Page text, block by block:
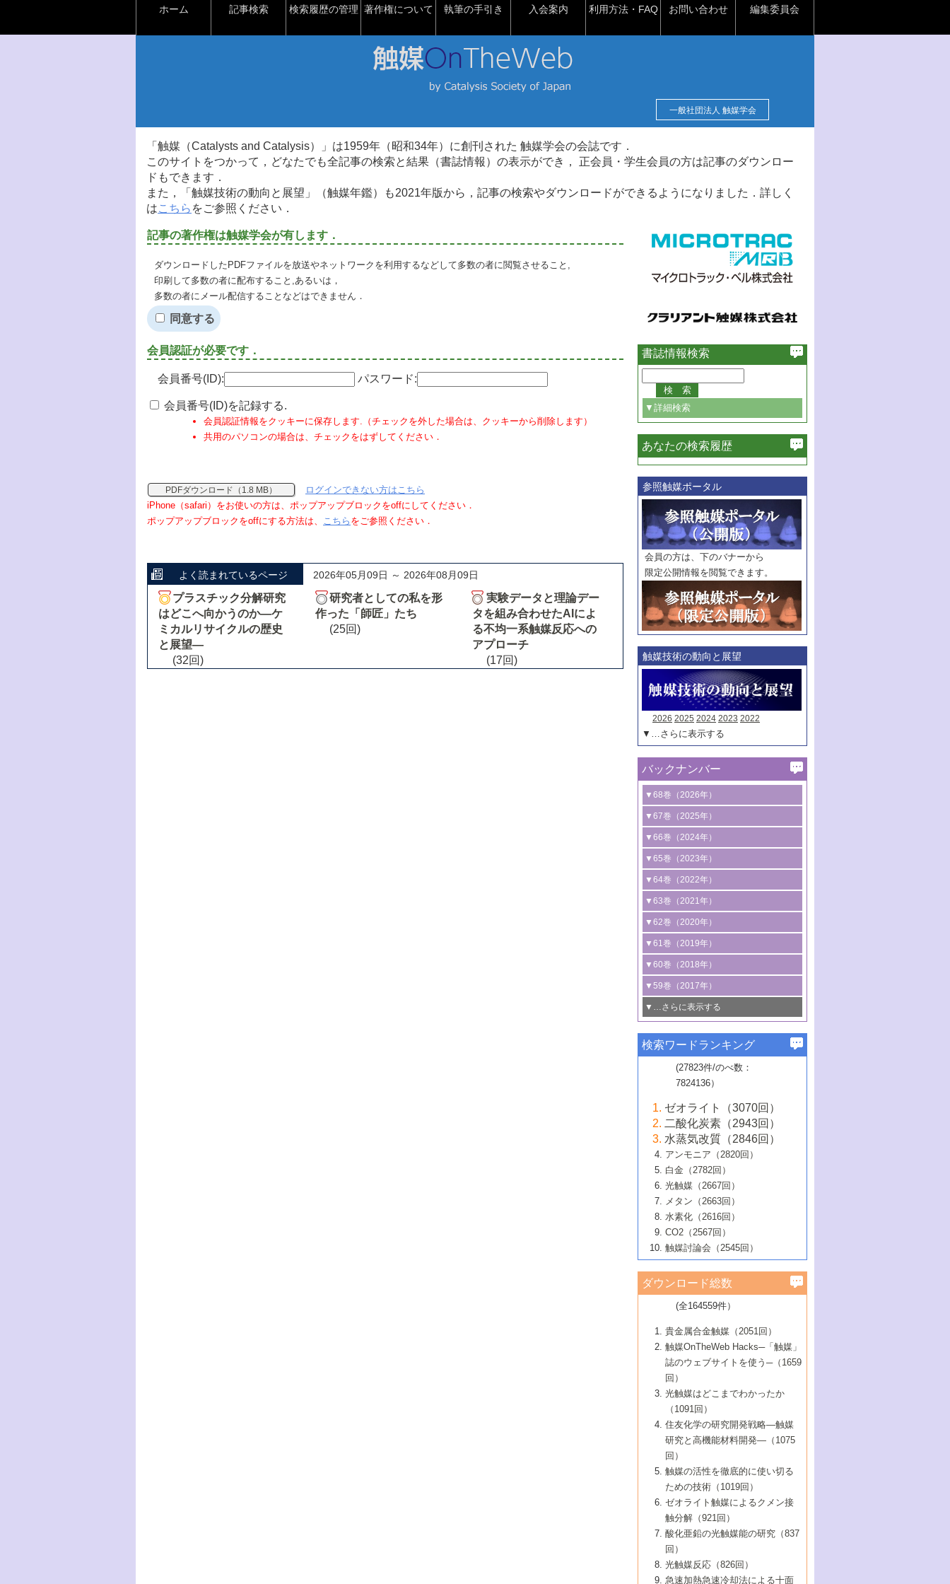
ホーム 記事検索 検索履歴の管理 著作権について 執筆の手引き 入会案内 利用方法・FAQ お問い合わせ 編集委員会
一般社団法人 触媒学会
「触媒（Catalysts and Catalysis）」は1959年（昭和34年）に創刊された 触媒学会の会誌です．
このサイトをつかって，どなたでも全記事の検索と結果（書誌情報）の表示ができ， 正会員・学生会員の方は記事のダウンロー
ドもできます．
また，「触媒技術の動向と展望」（触媒年鑑）も2021年版から，記事の検索やダウンロードができるようになりました．詳しく
はこちら をご参照ください．
記事の著作権は触媒学会が有します．
ダウンロードしたPDFファイルを放送やネットワークを利用するなどして多数の者に閲覧させること,
印刷して多数の者に配布すること,あるいは，
多数の者にメール配信することなどはできません．
同意する
会員認証が必要です．
会員番号(ID): パスワード:
会員番号(ID)を記録する.
会員認証情報をクッキーに保存します.（チェックを外した場合は、クッキーから削除します）
共用のパソコンの場合は、チェックをはずしてください．
PDFダウンロード（1.8 MB）
ログインできない方はこちら
iPhone（safari）をお使いの方は、ポップアップブロックをoffにしてください．
ポップアップブロックをoffにする方法は、 こちら をご参照ください．
よく読まれているページ 2026年05月09日 ～ 2026年08月09日
プラスチック分解研究
はどこへ向かうのか―ケ
ミカルリサイクルの歴史
と展望―
(32回)
研究者としての私を形
作った「師匠」たち
(25回)
実験データと理論デー
タを組み合わせたAIによ
る不均一系触媒反応への
アプローチ
(17回)
書誌情報検索
▼詳細検索
必ず含む
巻・号指定
巻
号
範囲指定
巻
号～
巻
号
触媒年鑑
年度
記事種別
マーク：
マークあり
あなたの検索履歴
参照触媒ポータル
会員の方は、下のバナーから
限定公開情報を閲覧できます。
触媒技術の動向と展望
2026 2025 2024 2023 2022
▼…さらに表示する
バックナンバー
▼68巻（2026年）
1号 過酸化水素合成に関する研究動向
2号 コンピューター技術により加速する
触媒開発
3号 有機分子変換やCO 資源化のための
光触媒に関する最近の研究
B号 第137回触媒討論会（2026年）
▼67巻（2025年）
1号 CO
水素化によるグリーン燃料/グリ
ーンケミカル製造
2号 水素製造のための水分解技術に関す
る最近の研究
3号 オレフィン系樹脂の精密合成に関す
る最新技術
4号 アルコール類の効率的変換を実現す
る非貴金属触媒の研究動向
5号 ゼオライトの合成と応用における研
究動向
6号 ヘテロ接合界面
B号 第135回触媒討論会（2025年）
▼66巻（2024年）
1号 低次元ナノ構造を有する触媒材料
2号 規制反応場を活用した固体触媒研究
の新展開
3号 未踏分子変換を目指した酸化触媒プ
ロセスの最前線
4号 シンクロトロン放射光および中性子
線を利用した触媒解析技術の最先端
5号 単原子触媒
6号 参照触媒委員会からのお知らせ
B号 第133回触媒討論会（2023年）
▼65巻（2023年）
1号 炭素が関わる触媒機能
2号 プラスチックケミカルリサイクルの
ための触媒技術
3号 非酸化物系金属化合物を基盤とした
触媒材料の開発
4号 格子酸素・格子酸素欠陥を利用した
触媒反応
5号 生体触媒によるエネルギー変換反応
6号 窒素とリンの循環のための触媒・機
能性材料
▼64巻（2022年）
1号 合成ガス製造とCOを用いるケミカル
ズ合成の最新動向
2号 化学品合成のための合金触媒開発
3号 CO の排出削減および有効活用のた
めの触媒技術
4号 若手による情報発信企画～とびたて
若き触媒の研究者たち～（1）
若き触媒の研究者たち～（2）
6号 石油のノーブル・ユースを志向した
触媒技術
大学：オンライン・対面開催）
▼63巻（2021年）
1号 金触媒の新展開
2号 ペロブスカイト
3号 特殊反応場を利用した触媒的分子変
換反応
4号 多孔質材料を用いた触媒の新展開
5号 情報学的手法を用いた触媒開発
6号 カーボンニュートラルに向けた電解
技術
B号 第127回触媒討論会（2021年・オン
ライン開催(Zoom)のみ）
▼62巻（2020年）
1号 触媒設計を拓く欠陥構造のキャラク
タリゼーション
2号 機能化学品製造に資するクリーンな
触媒的酸化反応
3号 水処理のための触媒化学
4号 光触媒を用いた水分解の最新の研究
動向
5号 次世代の触媒プロセスを支えるマイ
6号 メタン転換技術の最新動向
B号 第125回触媒討論会（2020年・工学
院大学）
▼61巻（2019年）
1号 物質移動制御に着目した触媒プロセ
ス開発
2号 CO2 フリー水素サプライチェーンに
関わる触媒開発動向
3号 精密高分子合成に関する最近の研究
動向
4号 バイオマス化成品製造のための触媒
5号 固体触媒による含窒素有機化合物変
換の最前線
6号 貴金属使用量低減に向けた自動車排
ガス浄化触媒の開発
B号 第123回触媒討論会（2019年・大阪
▼60巻（2018年）
1号 固体酸触媒の最新の研究動向
2号 二酸化炭素からの有用化学品合成
3号 ナノ粒子・クラスター触媒の最前線
4号 60周年記念企画
5号 進化するゼオライト合成技術
6号 非貴金属系触媒における電気化学的
B号 第121回触媒討論会（2018年・東京
大学）
▼59巻（2017年）
1号 いたるところに，触媒
最先端技術
3号 無機分離膜材料の開発と触媒反応プ
ロセスへの適用
5号 水素のふるまいを解き明かす最先端
研究
6号 低級アルカンの有効利用のための触
媒技術
B号 第119回触媒討論会（2017年・首都
大学東京）
▼…さらに表示する
1号 ユニークな構造の高分子を生み出す触
2号 リグニンからの化成品製造に向けた触
媒技術
3号 触媒研究の最先端～とびたて若き研究
者たち～（1）
4号 触媒研究の最先端～とびたて若き研究
者たち～（2）
5号 触媒研究の最先端～とびたて若き研究
者たち～（3）
6号 イオニクス材料と燃料電池・電解合成
の最新の研究動向
B号 第117回触媒討論会（2016年・大阪府
立大学）
▼57巻（2015年）
1号 水素キャリアにかかわる触媒技術の新
2号 石油精製用触媒の最近の進展
3号 固体酸化物形燃料電池（SOFC）におけ
るアノード触媒上での燃料直接改質技術
4号 コアシェル構造の制御による触媒機能
5号 工業触媒およびその周辺技術の最近の
進歩
6号 ナノシート
B号 第115回触媒討論会（2015年・成蹊大
▼56巻（2014年）
2号 光触媒反応機構に関する最新の研究動
向
開発動向
4号 人工光合成に向けた近年のアプローチ
5号 未利用熱エネルギーの有効活用に貢献
する触媒技術
6号 ポリオキソメタレート
B号 第113回触媒討論会（2014年・ロワジ
ールホテル豊橋）
1号 高耐久性燃料電池システム用触媒にお
ける新展開
2号 リビングラジカル重合の最近の動向
3号 天然ガスの化学工業的展開に関する触
媒技術
4号 貴金属触媒の精密構造制御とその活用
5号 バイオマス化成品製造のための固体触
6号 ナノ空間─吸着状態解析から新機能開拓
B号 第111回触媒討論会（2013年・関西大
▼54巻（2012年）
1号 規則性多孔体の利用技術における最近
の進歩
2号 第109回触媒討論会
3号 貴金属低減技術の最新動向
4号 貴金属代替技術の最新動向
5号 光触媒による物質変換反応の新展開
6号 グラフェン
7号 水素を利用する化成品合成の新潮流
▼53巻（2011年）
1号 金属学から見る合金触媒の新展開
2号 第107回触媒討論会
3号 触媒のその場観察法の進歩（１）
4号 触媒のその場観察法の進歩（２）
5号 不活性結合の触媒的活性化による有機
合成
6号 新しい固体酸触媒技術
7号 ゼオライト合成における最近の進歩
▼52巻（2010年）
1号 触媒の劣化対策と長寿命触媒開発
2号 第105回触媒討論会
3号 ナノ構造が拓く新機能
4号 活性サイトおよびその環境の精密な設
計による触媒の高機能化
5号 触媒を有効に使うための技術
7号 有機分子触媒による精密有機合成
8号 高機能化ポリオレフィンに向けた重合
触媒の最近の進展
1号 炭素材料－熱い注目を集める材料－
2号 第103回触媒討論会
3号 環境浄化用光触媒の現状と課題
4号 水素社会の実現に向けた水素製造・貯
蔵技術の進歩
5号 CO2が関わる触媒・材料
7号 持続可能社会実現のための触媒および
触媒関連技術
▼50巻（2008年）
1号 触媒化学と学会のこの10年，半世紀，
そして未来
2号 第101回触媒討論会
4号 錯体を利用したユニークな表面構造の
構築と機能
5号 若手会員による触媒研究の未来展望1：
企業編
6号 第102回触媒討論会
7号 触媒・化学反応における計算化学の進
8号 若手研究者による触媒研究の未来展望
2：大学・研究所編
▼49巻（2007年）
1号 含フッ素化合物の合成と触媒
2号 第99回触媒討論会
3号 実用的ファインケミカル合成プロセス
を実現する触媒
5号 こんな物質，あんな物質―新たな触媒
の可能性―
7号 『結晶の化学』を活かした触媒研究
8号 イオン液体の応用
▼48巻（2006年）
1号 固体酸触媒の最近の進歩
2号 第97回触媒討論会
3号 リビング重合触媒の最近の展開
5号 水素製造・貯蔵のための触媒技術の新
しい展開
6号 第98回触媒討論会
7号 基礎化学品製造の触媒技術
8号 多機能型リアクター
1号 最近の触媒担体とその効果
2号 第95回触媒討論会
4号 水分解用光触媒材料
5号 時間分解分光の進歩と応用
6号 第96回触媒討論会
8号 超臨界流体を用いた化学プロセスの新
▼46巻（2004年）
1号 部分酸化反応触媒の最前線
2号 第93回触媒討論会
3号 特殊エネルギー場の触媒反応
4号 生体内における金属の触媒作用
5号 ファインケミカルズの展開に寄与する
6号 第94回触媒討論会
7号 サブナノレベルでみた新しい表面現象
8号 オレフィン重合触媒の新たな展
▼45巻（2003年）
1号 なぜこの触媒が良いのか？
2号 第91回触媒討論会
3号 最近の自動車排ガス処理技術
4号 触媒研究の現状と将来─第90回触媒討論
5号 基礎化学品製造の触媒技術
6号 第92回触媒討論会
7号 基礎化学品製造の触媒技術
8号 資源の循環と触媒技術
▼44巻（2002年）
1号 高次制御された触媒の化学
2号 第89回触媒討論会
3号 触媒を利用した電気化学の新展開
4号 ナノ材料の調製と機能化
5号 こんな触媒が欲しい
6号 第90回触媒討論会
7号 触媒研究と学術雑誌/情報
8号 若い世代からみた触媒化学の現状と未
▼43巻（2001年）
1号 グリーンケミストリーと触媒
2号 第87回触媒討論会特集号
3号 生体触媒とバイオプロセス
4号 水素製造・利用の触媒化学
5号 触媒研究における新しい切り口：コン
ビナトリアルケミストリー
6号 第88回触媒討論会特集号
7号 企業における触媒研究のブレークスル
8号 この材料を触媒として使ってみません
▼42巻（2000年）
1号 触媒反応工学の明日を拓く
2号 第85回触媒討論会
3号 反応ダイナミクス
5号 触媒のおもしろさをどのように伝える
6号 第86回触媒討論会
7号 水素化精製触媒の新しい展開
8号 新しい反応性と機能性を目指した金属
クラスタ-化学
▼41巻（1999年）
1号 孔、穴、あな?-特異な空間とその利用-
2号 第83回触媒討論会
3号 均一系触媒反応最前線
4号 実用炭素材料の新展開
5号 研究の方法論を考える
7号 機能性金属材料と触媒
8号 触媒研究へのNMRの応用と展望
▼40巻（1998年）
進展と21世紀への提言/創立40周年記念・触
媒学会この10年の歩みとこれから/創立40周
2号 第81回触媒討論会
3号 計算機触媒化学へのさそい
4号 触媒劣化の制御と予測
5号 最新の実用プロセスと触媒
6号 第82回触媒討論会
1号 均一系と不均一系触媒反応-その特徴と
接点
2号 第79回触媒討論会
3号 最新NO除去触媒の実用化研究
4号 新しい反応場を目指した触媒調製
5号 反応・分離技術の新しい展開
6号 第80回触媒討論会
▼38巻（1996年）
1号 触媒の構造と触媒作用/C1化学を中心と
する21世紀への触媒
3号 オリンピックメダル:金・銀・銅はどん
な触媒作用を示すか
4号 触媒作用における機能の複合化
▼37巻（1995年）
1号 ファインケミカルズと固体触媒
2号 第75回触媒討論会
3号 希土類を利用した触媒
4号 触媒とリサイクル
5号 エネルギー変換触媒
▼36巻（1994年）
1号 電気化学と触媒
2号 第73回触媒討論会
3号 C4化学の展開
4号 《通常号》
▼35巻（1993年）
1号 工業触媒開発マニュアル―探索から工
業化まで
2号 第71回触媒討論会
▼34巻（1992年）
1号 インパクトを与えたこの研究
2号 第69回触媒討論会
▼33巻（1991年）
1号 触媒プロセス開発マニュアル―探索か
▼32巻（1990年）
検索ワードランキング
(27823件/のべ数：
7824136）
ゼオライト（3070回）
二酸化炭素（2943回）
水蒸気改質（2846回）
アンモニア（2820回）
白金（2782回）
光触媒（2667回）
メタン（2663回）
水素化（2616回）
CO2（2567回）
触媒討論会（2545回）
ダウンロード総数
(全164559件）
貴金属合金触媒（2051回）
触媒OnTheWeb Hacks─「触媒」
誌のウェブサイトを使う─（1659
回）
光触媒はどこまでわかったか
（1091回）
住友化学の研究開発戦略―触媒
研究と高機能材料開発―（1075
回）
触媒の活性を徹底的に使い切る
ための技術（1019回）
ゼオライト触媒によるクメン接
触分解（921回）
酸化亜鉛の光触媒能の研究（837
回）
光触媒反応（826回）
急速加熱急速冷却法による十面